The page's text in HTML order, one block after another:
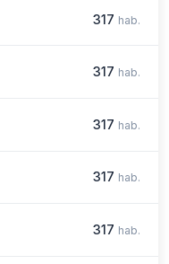
317 hab.
317 hab.
317 hab.
317 hab.
317 hab.